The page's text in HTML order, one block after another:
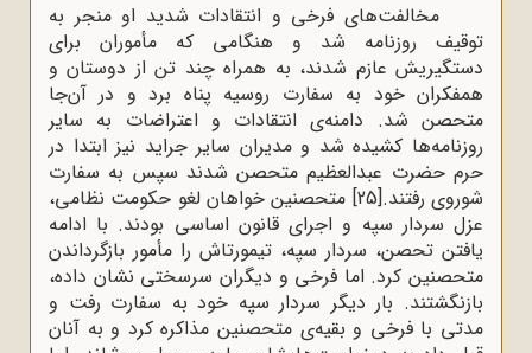
مخالفت‌های فرخی و انتقادات شدید او منجر به
توقیف روزنامه شد و هنگامی‌‌ که مأموران برای
دستگیریش عازم شدند، به همراه چند تن از دوستان و
همفکران خود به سفارت روسیه پناه برد و در آن‌جا
متحصن شد. دامنه‌ی انتقادات و اعتراضات به سایر
روزنامه‌ها کشیده شد و مدیران سایر جراید نیز ابتدا در
حرم حضرت عبدالعظیم متحصن شدند سپس به سفارت
شوروی رفتند.[25]
متحصنین خواهان لغو حکومت نظامی،
عزل سردار سپه و اجرای قانون اساسی بودند. با ادامه
یافتن تحصن، سردار سپه، تیمورتاش را مأمور بازگرداندن
متحصنین کرد. اما فرخی و دیگران سرسختی نشان داده،
بازنگشتند. بار دیگر سردار سپه خود به سفارت رفت و
مدتی با فرخی و بقیه‌ی متحصنین مذاکره کرد و به آنان